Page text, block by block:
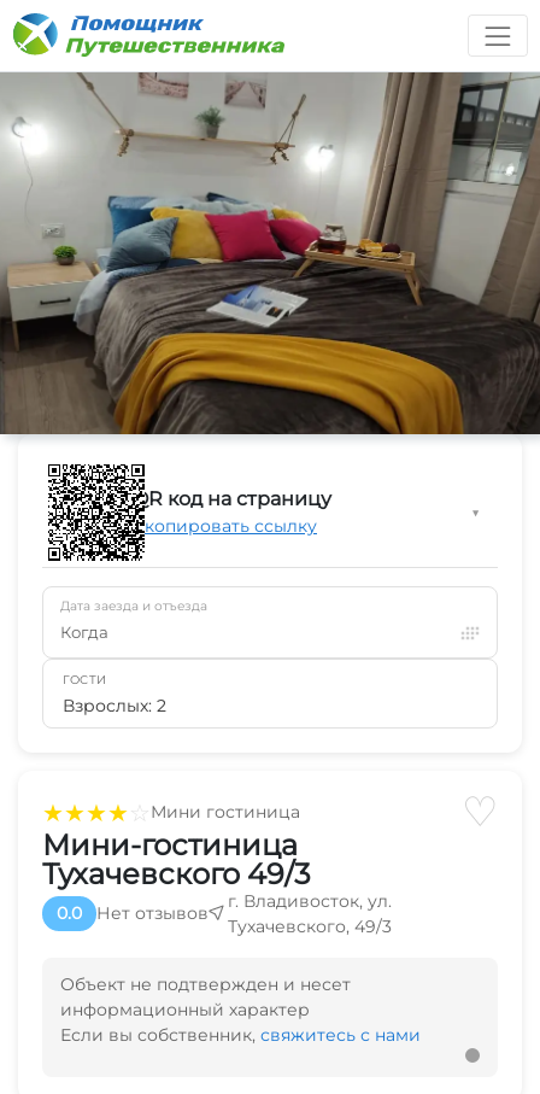
★★★★☆Мини гостиница ♡
Мини-гостиница
Тухачевского 49/3
0.0 Нет отзывов
г. Владивосток, ул.
Тухачевского, 49/3
Объект не подтвержден и несет
информационный характер
Если вы собственник, свяжитесь с нами
QR код на страницу
Скопировать ссылку
▼
Дата заезда и отъезда
Когда
ГОСТИ
Взрослых: 2